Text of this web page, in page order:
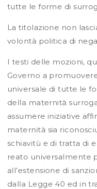
tutte le forme di
La titolazione non
volontà politica di
I testi delle mozioni,
Governo a
universale di tutte le
della maternità
assumere iniziative
maternità sia
schiavitù e di tratta di
reato universalmente
all’estensione di
dalla Legge 40 ed in